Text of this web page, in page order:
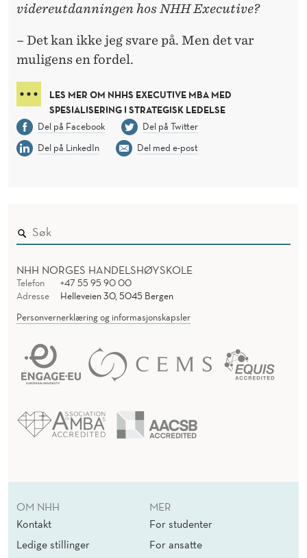
videreutdanningen hos NHH Executive?
– Det kan ikke jeg svare på. Men det var
muligens en fordel.
LES MER OM NHHS EXECUTIVE MBA MED
SPESIALISERING I STRATEGISK LEDELSE
Del på Facebook
Del på Twitter
Del på LinkedIn
Del med e-post
NHH NORGES HANDELSHØYSKOLE
Telefon
+47 55 95 90 00
Adresse
Helleveien 30, 5045 Bergen
Personvernerklæring og informasjonskapsler
OM NHH
Kontakt
Ledige stillinger
MER
For studenter
For ansatte